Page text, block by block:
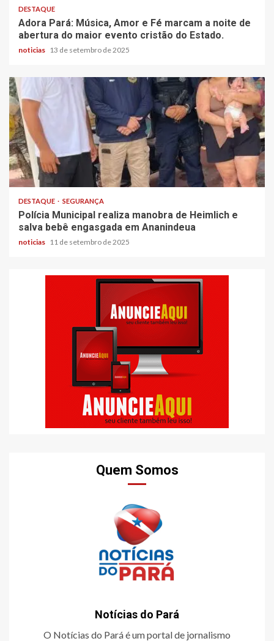
DESTAQUE
Adora Pará: Música, Amor e Fé marcam a noite de
abertura do maior evento cristão do Estado.
noticias 13 de setembro de 2025
DESTAQUE SEGURANÇA
Polícia Municipal realiza manobra de Heimlich e
salva bebê engasgada em Ananindeua
noticias 11 de setembro de 2025
Quem Somos
Notícias do Pará
O Notícias do Pará é um portal de jornalismo